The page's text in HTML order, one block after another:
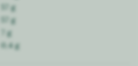
57 g
57 g
7 g
0,4 g